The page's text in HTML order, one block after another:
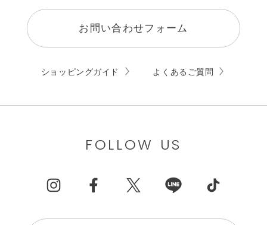
お問い合わせフォーム
ショッピングガイド よくあるご質問
FOLLOW US